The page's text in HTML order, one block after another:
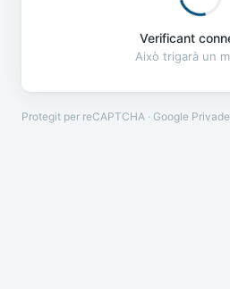
Verificant
Això trigarà un
Protegit per reCAPTCHA · Google